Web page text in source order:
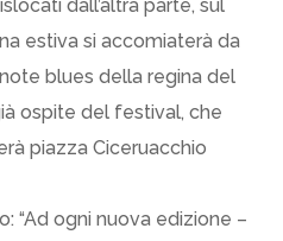
dall’altra parte, sul
estiva si accomiaterà da
blues della regina del
ospite del festival, che
piazza Ciceruacchio
“Ad ogni nuova edizione –